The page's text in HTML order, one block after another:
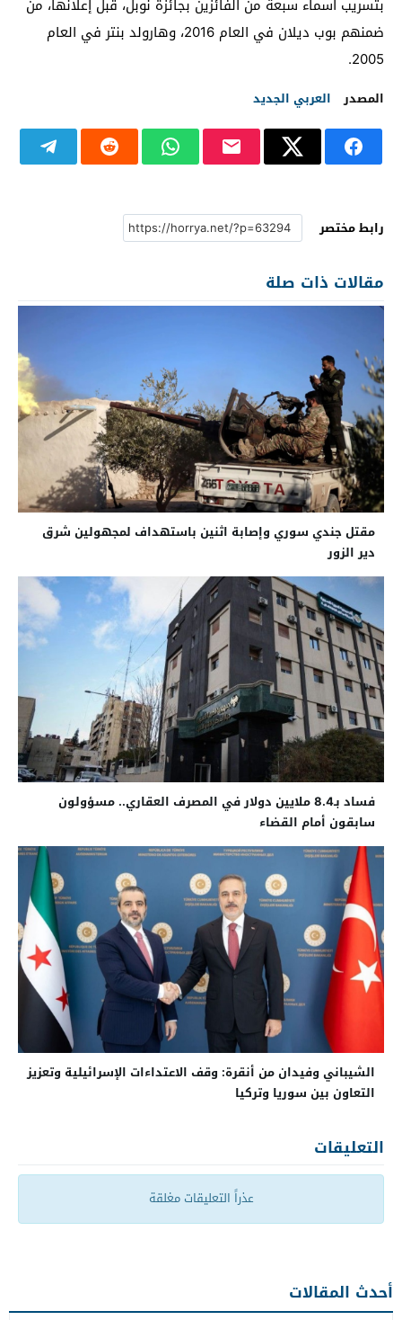
بتسريب أسماء سبعة من الفائزين بجائزة نوبل، قبل إعلانها، من
ضمنهم بوب ديلان في العام 2016، وهارولد بنتر في العام
2005.
المصدر العربي الجديد
رابط مختصر
مقالات ذات صلة
مقتل جندي سوري وإصابة اثنين باستهداف لمجهولين شرق
دير الزور
فساد بـ8.4 ملايين دولار في المصرف العقاري.. مسؤولون
سابقون أمام القضاء
الشيباني وفيدان من أنقرة: وقف الاعتداءات الإسرائيلية وتعزيز
التعاون بين سوريا وتركيا
التعليقات
عذراً التعليقات مغلقة
أحدث المقالات